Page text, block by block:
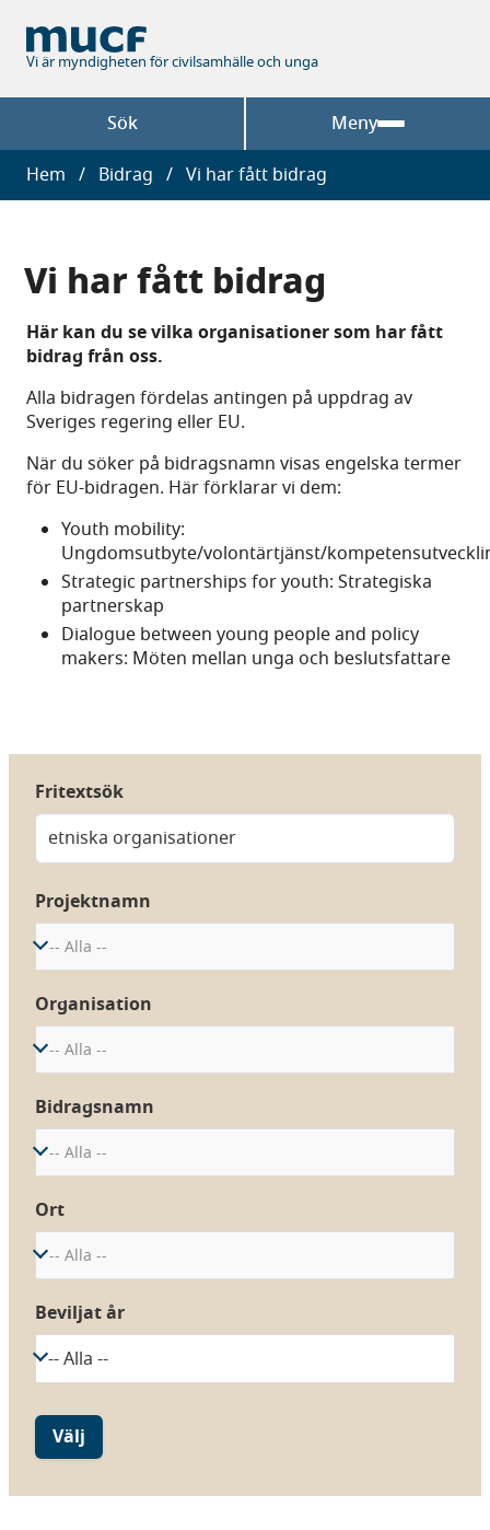
huvudinnehåll
Vi är myndigheten för civilsamhälle och unga
Sök Meny
Länkstig
Hem Bidrag Vi har fått bidrag
Vi har fått bidrag
Här kan du se vilka organisationer som har fått
bidrag från oss.
Alla bidragen fördelas antingen på uppdrag av
Sveriges regering eller EU.
När du söker på bidragsnamn visas engelska termer
för EU-bidragen. Här förklarar vi dem:
Youth mobility:
Ungdomsutbyte/volontärtjänst/
Strategic partnerships for youth: Strategiska
partnerskap
Dialogue between young people and policy
makers: Möten mellan unga och beslutsfattare
Fritextsök
Projektnamn
-- Alla --
Organisation
-- Alla --
Bidragsnamn
-- Alla --
Ort
-- Alla --
Beviljat år